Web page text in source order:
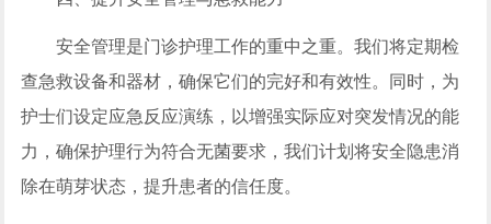
安全管理是门诊护理工作的重中之重。我们将定期检
查急救设备和器材，确保它们的完好和有效性。同时，为
护士们设定应急反应演练，以增强实际应对突发情况的能
力，确保护理行为符合无菌要求，我们计划将安全隐患消
除在萌芽状态，提升患者的信任度。